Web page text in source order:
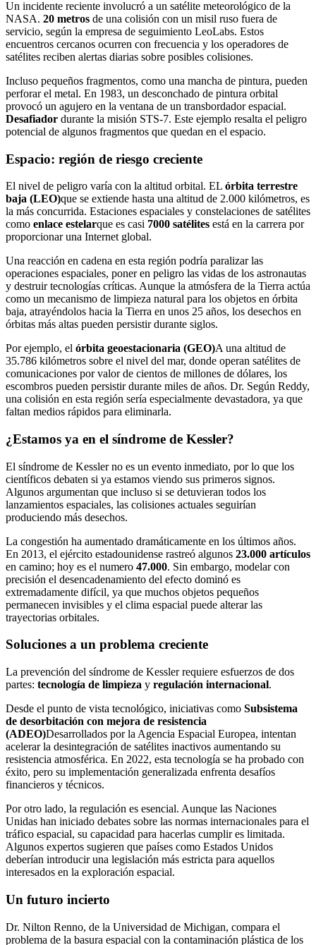
Un incidente reciente involucró a un satélite meteorológico de la
NASA. 20 metros de una colisión con un misil ruso fuera de
servicio, según la empresa de seguimiento LeoLabs. Estos
encuentros cercanos ocurren con frecuencia y los operadores de
satélites reciben alertas diarias sobre posibles colisiones.
Incluso pequeños fragmentos, como una mancha de pintura, pueden
perforar el metal. En 1983, un desconchado de pintura orbital
provocó un agujero en la ventana de un transbordador espacial.
Desafiador durante la misión STS-7. Este ejemplo resalta el peligro
potencial de algunos fragmentos que quedan en el espacio.
Espacio: región de riesgo creciente
El nivel de peligro varía con la altitud orbital. EL órbita terrestre
baja (LEO)que se extiende hasta una altitud de 2.000 kilómetros, es
la más concurrida. Estaciones espaciales y constelaciones de satélites
como enlace estelarque es casi 7000 satélites está en la carrera por
proporcionar una Internet global.
Una reacción en cadena en esta región podría paralizar las
operaciones espaciales, poner en peligro las vidas de los astronautas
y destruir tecnologías críticas. Aunque la atmósfera de la Tierra actúa
como un mecanismo de limpieza natural para los objetos en órbita
baja, atrayéndolos hacia la Tierra en unos 25 años, los desechos en
órbitas más altas pueden persistir durante siglos.
Por ejemplo, el órbita geoestacionaria (GEO)A una altitud de
35.786 kilómetros sobre el nivel del mar, donde operan satélites de
comunicaciones por valor de cientos de millones de dólares, los
escombros pueden persistir durante miles de años. Dr. Según Reddy,
una colisión en esta región sería especialmente devastadora, ya que
faltan medios rápidos para eliminarla.
¿Estamos ya en el síndrome de Kessler?
El síndrome de Kessler no es un evento inmediato, por lo que los
científicos debaten si ya estamos viendo sus primeros signos.
Algunos argumentan que incluso si se detuvieran todos los
lanzamientos espaciales, las colisiones actuales seguirían
produciendo más desechos.
La congestión ha aumentado dramáticamente en los últimos años.
En 2013, el ejército estadounidense rastreó algunos 23.000 artículos
en camino; hoy es el numero 47.000. Sin embargo, modelar con
precisión el desencadenamiento del efecto dominó es
extremadamente difícil, ya que muchos objetos pequeños
permanecen invisibles y el clima espacial puede alterar las
trayectorias orbitales.
Soluciones a un problema creciente
La prevención del síndrome de Kessler requiere esfuerzos de dos
partes: tecnología de limpieza y regulación internacional.
Desde el punto de vista tecnológico, iniciativas como Subsistema
de desorbitación con mejora de resistencia
(ADEO)Desarrollados por la Agencia Espacial Europea, intentan
acelerar la desintegración de satélites inactivos aumentando su
resistencia atmosférica. En 2022, esta tecnología se ha probado con
éxito, pero su implementación generalizada enfrenta desafíos
financieros y técnicos.
Por otro lado, la regulación es esencial. Aunque las Naciones
Unidas han iniciado debates sobre las normas internacionales para el
tráfico espacial, su capacidad para hacerlas cumplir es limitada.
Algunos expertos sugieren que países como Estados Unidos
deberían introducir una legislación más estricta para aquellos
interesados ​​en la exploración espacial.
Un futuro incierto
Dr. Nilton Renno, de la Universidad de Michigan, compara el
problema de la basura espacial con la contaminación plástica de los